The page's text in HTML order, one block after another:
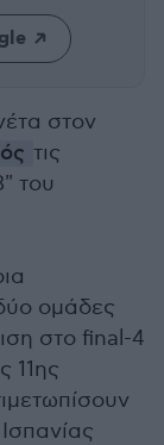
στον
τις
του
ομάδες
στο final-4
11ης